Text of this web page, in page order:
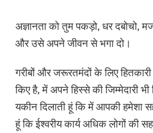
अज्ञानता को तुम पकड़ो, धर दबोचो,
और उसे अपने जीवन से भगा दो।
गरीबों और जरूरतमंदों के लिए
किए है, में अपने हिस्से की जिम्मेदारी
यकीन दिलाती हूं कि में आपकी हमेशा
हूं कि ईश्वरीय कार्य अधिक लोगों की